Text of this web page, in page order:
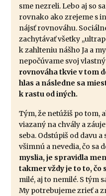
sme nezreli. Lebo aj so
rovnako ako zrejeme s
nájsť rovnováhu.
zachytávať všetky
k zahlteniu nášho Ja a
nepočúvame svoj
rovnováha tkvie v tom
hlas a následne sa
k rastu od iných.
Tým, že netúžiš po tom,
viazaný na chvály a
seba. Odstúpiš od davu a
všimnú a nevedia, čo sa
myslia, je spravidla
takmer vždy je to to, čo
milé, aj to nemilé. S tým
My potrebujeme zrieť a